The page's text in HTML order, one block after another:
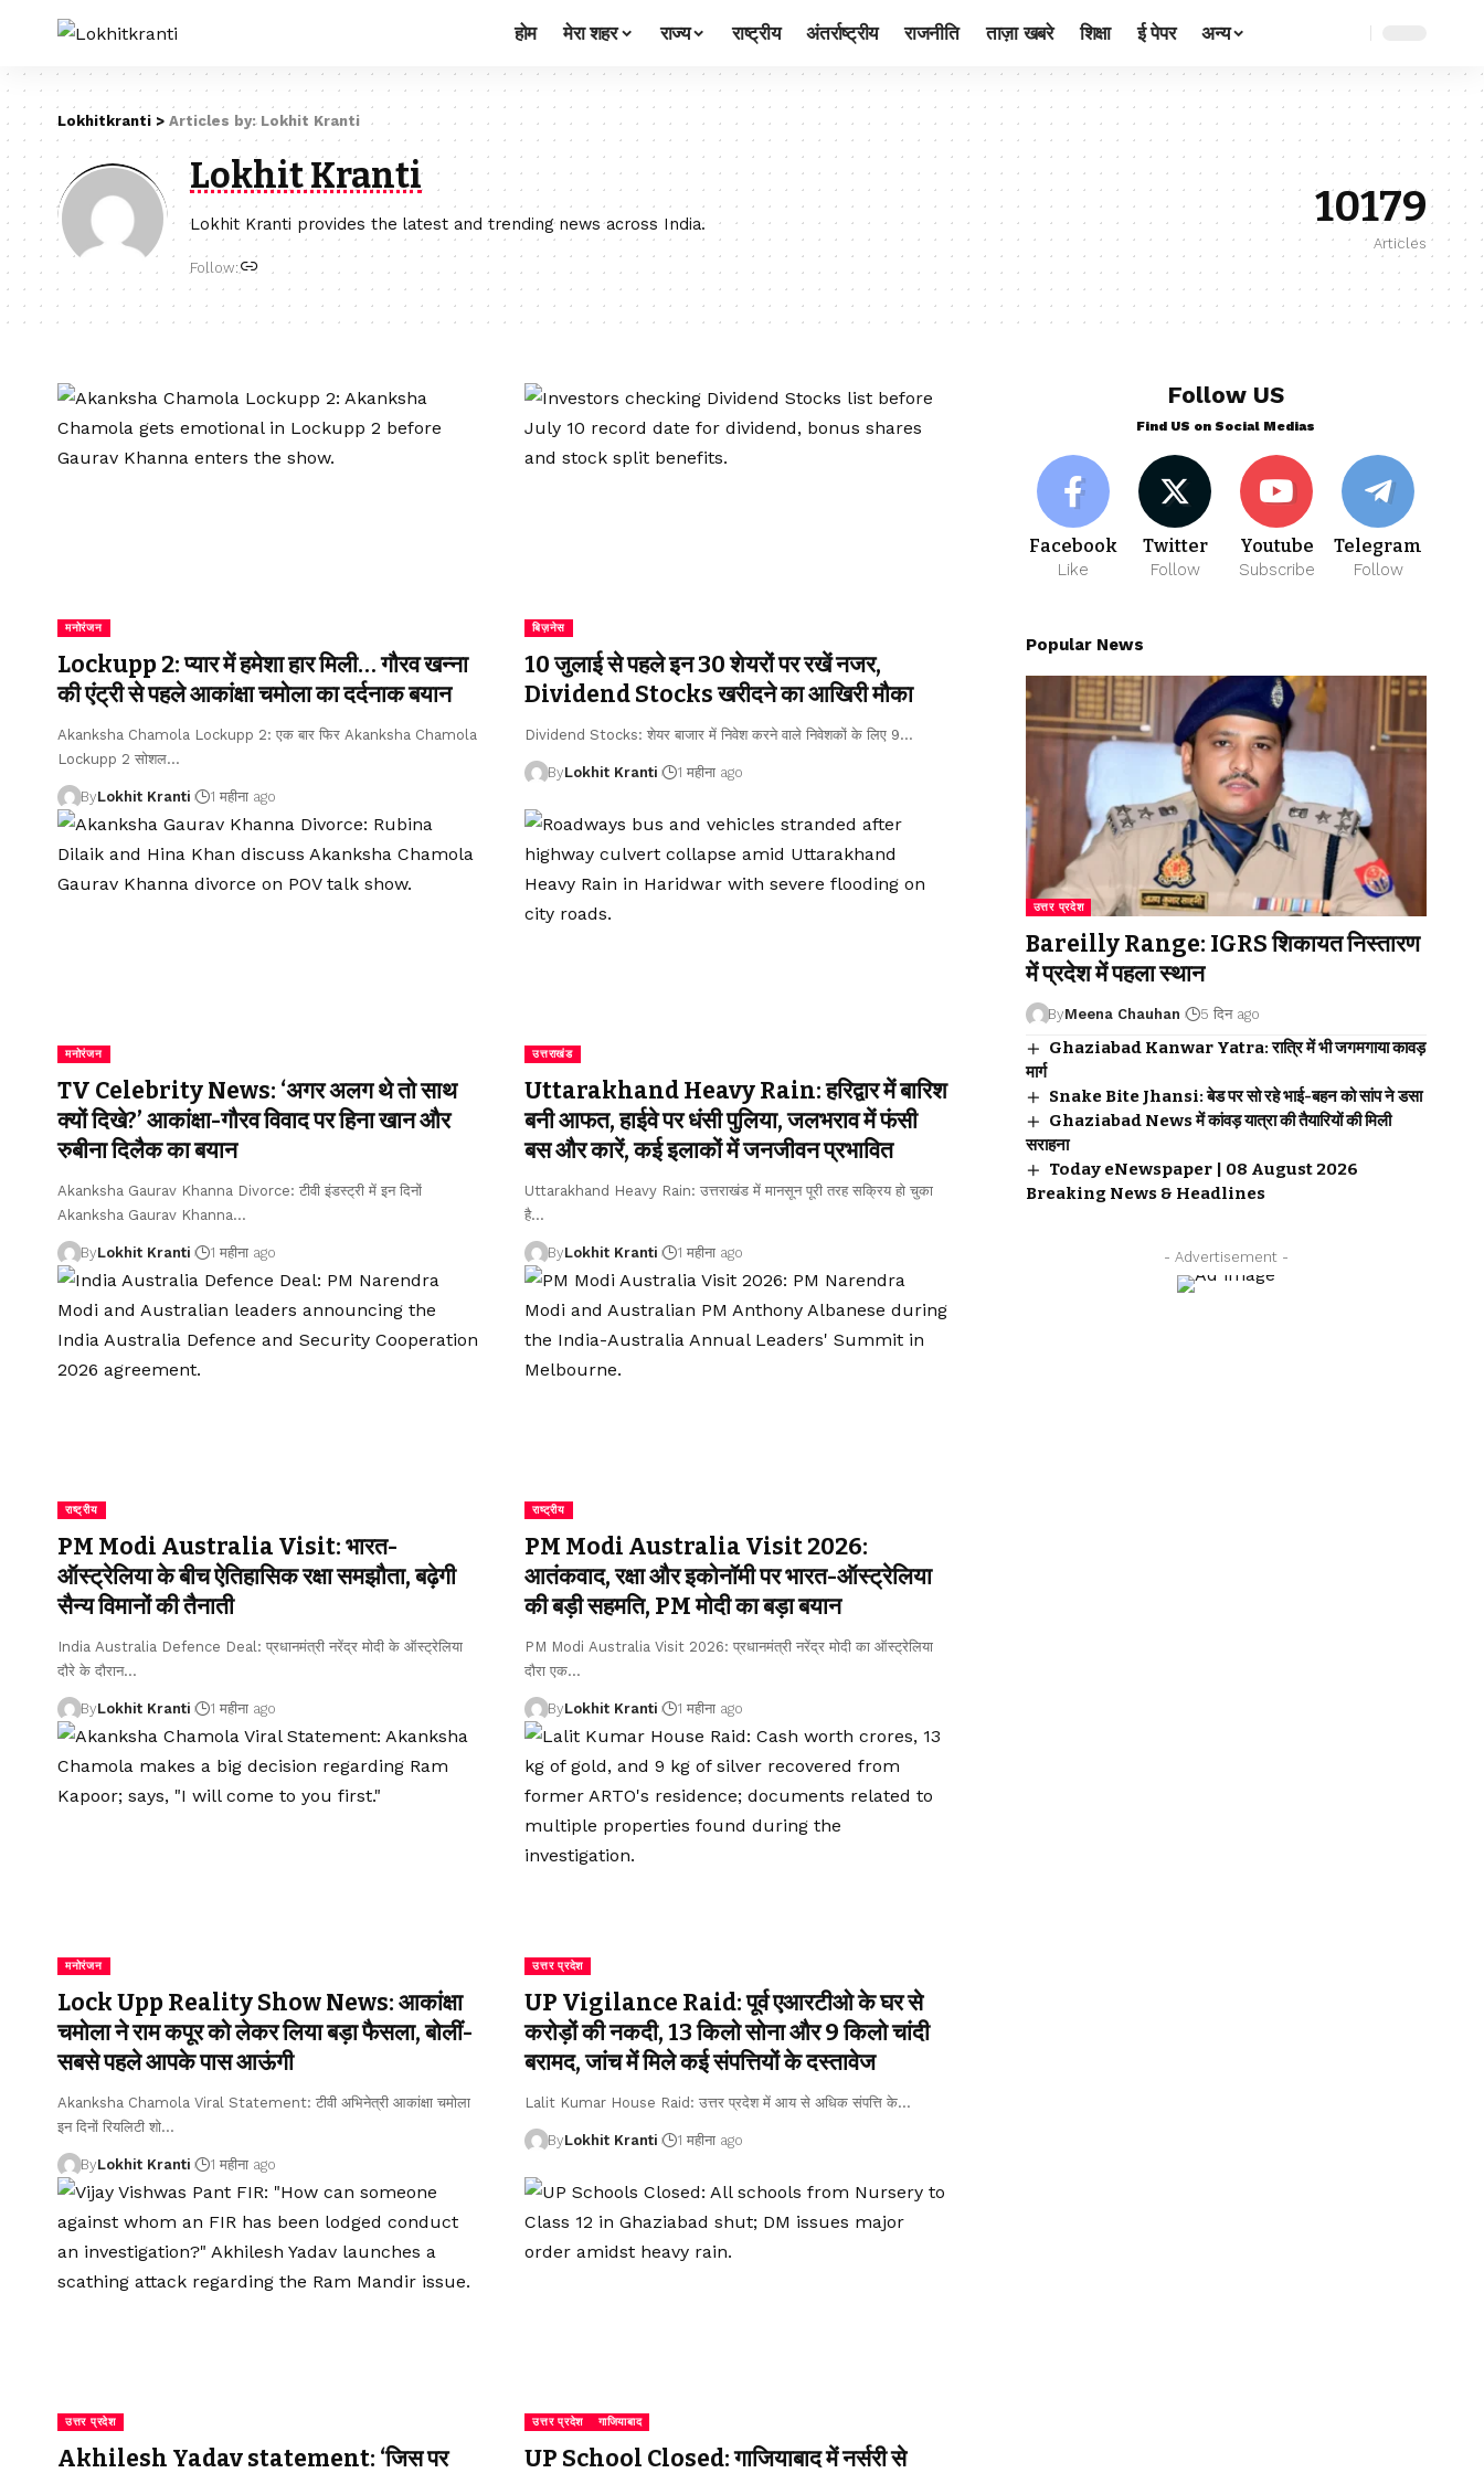
होम मेरा शहर राज्य राष्ट्रीय अंतर्राष्ट्रीय राजनीति ताज़ा खबरे शिक्षा ई पेपर अन्य
Lokhitkranti > Articles by: Lokhit Kranti
Lokhit Kranti
Lokhit Kranti provides the latest and trending news across India.
Follow:
10179
Articles
मनोरंजन
Lockupp 2: प्यार में हमेशा हार मिली… गौरव खन्ना
की एंट्री से पहले आकांक्षा चमोला का दर्दनाक बयान
Akanksha Chamola Lockupp 2: एक बार फिर Akanksha Chamola
Lockupp 2 सोशल…
ByLokhit Kranti 1 महीना ago
बिज़नेस
10 जुलाई से पहले इन 30 शेयरों पर रखें नजर,
Dividend Stocks खरीदने का आखिरी मौका
Dividend Stocks: शेयर बाजार में निवेश करने वाले निवेशकों के लिए 9…
ByLokhit Kranti 1 महीना ago
मनोरंजन
TV Celebrity News: ‘अगर अलग थे तो साथ
क्यों दिखे?’ आकांक्षा-गौरव विवाद पर हिना खान और
रुबीना दिलैक का बयान
Akanksha Gaurav Khanna Divorce: टीवी इंडस्ट्री में इन दिनों
Akanksha Gaurav Khanna…
ByLokhit Kranti 1 महीना ago
उत्तराखंड
Uttarakhand Heavy Rain: हरिद्वार में बारिश
बनी आफत, हाईवे पर धंसी पुलिया, जलभराव में फंसी
बस और कारें, कई इलाकों में जनजीवन प्रभावित
Uttarakhand Heavy Rain: उत्तराखंड में मानसून पूरी तरह सक्रिय हो चुका
है…
ByLokhit Kranti 1 महीना ago
राष्ट्रीय
PM Modi Australia Visit: भारत-
ऑस्ट्रेलिया के बीच ऐतिहासिक रक्षा समझौता, बढ़ेगी
सैन्य विमानों की तैनाती
India Australia Defence Deal: प्रधानमंत्री नरेंद्र मोदी के ऑस्ट्रेलिया
दौरे के दौरान…
ByLokhit Kranti 1 महीना ago
राष्ट्रीय
PM Modi Australia Visit 2026:
आतंकवाद, रक्षा और इकोनॉमी पर भारत-ऑस्ट्रेलिया
की बड़ी सहमति, PM मोदी का बड़ा बयान
PM Modi Australia Visit 2026: प्रधानमंत्री नरेंद्र मोदी का ऑस्ट्रेलिया
दौरा एक…
ByLokhit Kranti 1 महीना ago
मनोरंजन
Lock Upp Reality Show News: आकांक्षा
चमोला ने राम कपूर को लेकर लिया बड़ा फैसला, बोलीं-
सबसे पहले आपके पास आऊंगी
Akanksha Chamola Viral Statement: टीवी अभिनेत्री आकांक्षा चमोला
इन दिनों रियलिटी शो…
ByLokhit Kranti 1 महीना ago
उत्तर प्रदेश
UP Vigilance Raid: पूर्व एआरटीओ के घर से
करोड़ों की नकदी, 13 किलो सोना और 9 किलो चांदी
बरामद, जांच में मिले कई संपत्तियों के दस्तावेज
Lalit Kumar House Raid: उत्तर प्रदेश में आय से अधिक संपत्ति के…
ByLokhit Kranti 1 महीना ago
उत्तर प्रदेश
Akhilesh Yadav statement: ‘जिस पर
उत्तर प्रदेश गाजियाबाद
UP School Closed: गाजियाबाद में नर्सरी से
Follow US
Find US on Social Medias
Facebook
Like
Twitter
Follow
Youtube
Subscribe
Telegram
Follow
Popular News
उत्तर प्रदेश
Bareilly Range: IGRS शिकायत निस्तारण
में प्रदेश में पहला स्थान
ByMeena Chauhan 5 दिन ago
Ghaziabad Kanwar Yatra: रात्रि में भी जगमगाया कावड़
मार्ग
Snake Bite Jhansi: बेड पर सो रहे भाई-बहन को सांप ने डसा
Ghaziabad News में कांवड़ यात्रा की तैयारियों की मिली
सराहना
Today eNewspaper | 08 August 2026
Breaking News & Headlines
- Advertisement -